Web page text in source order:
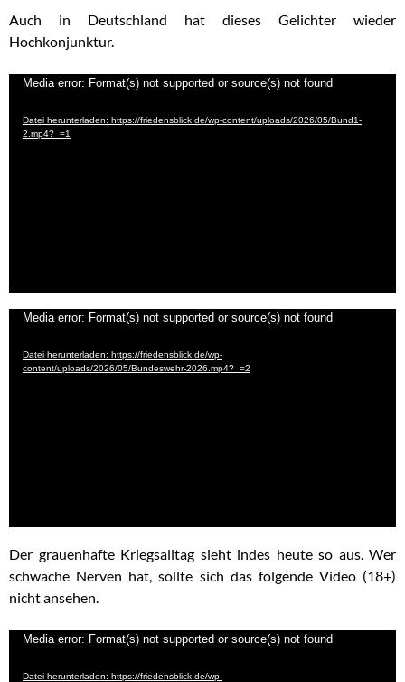
Auch in Deutschland hat dieses Gelichter wieder
Hochkonjunktur.
Video-
Media error: Format(s) not supported or source(s) not found
Datei herunterladen: https://friedensblick.de/wp-content/uploads/2026/05/Bund1-
2.mp4?_=1
Video-
Media error: Format(s) not supported or source(s) not found
Datei herunterladen: https://friedensblick.de/wp-
content/uploads/2026/05/Bundeswehr-2026.mp4?_=2
Der grauenhafte Kriegsalltag sieht indes heute so aus. Wer
schwache Nerven hat, sollte sich das folgende Video (18+)
nicht ansehen.
Video-
Media error: Format(s) not supported or source(s) not found
Datei herunterladen: https://friedensblick.de/wp-